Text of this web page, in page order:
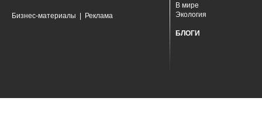
Бизнес-материалы Реклама
В мире
Экология
БЛОГИ